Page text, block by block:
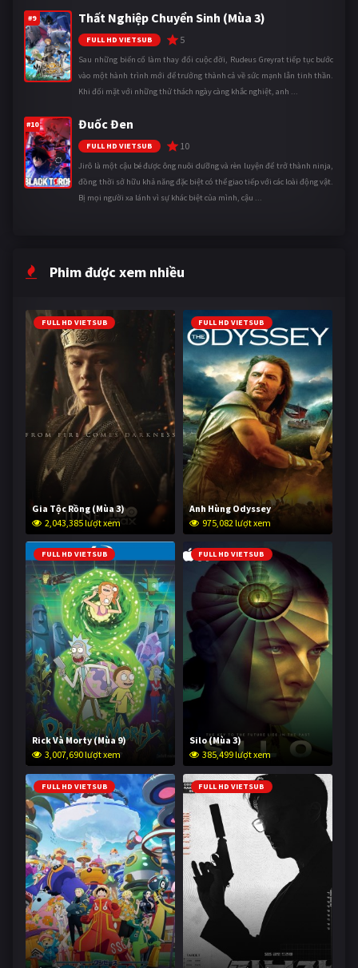
#9 Thất Nghiệp Chuyển Sinh (Mùa 3)
FULL HD VIETSUB 5
Sau những biến cố làm thay đổi cuộc đời, Rudeus Greyrat tiếp tục bước
vào một hành trình mới để trưởng thành cả về sức mạnh lẫn tinh thần.
Khi đối mặt với những thử thách ngày càng khắc nghiệt, anh ...
#10 Đuốc Đen
FULL HD VIETSUB 10
Jirô là một cậu bé được ông nuôi dưỡng và rèn luyện để trở thành ninja,
đồng thời sở hữu khả năng đặc biệt có thể giao tiếp với các loài động vật.
Bị mọi người xa lánh vì sự khác biệt của mình, cậu ...
Phim được xem nhiều
FULL HD VIETSUB
Gia Tộc Rồng (Mùa 3)
2,043,385 lượt xem
FULL HD VIETSUB
Anh Hùng Odyssey
975,082 lượt xem
FULL HD VIETSUB
Rick Và Morty (Mùa 9)
3,007,690 lượt xem
FULL HD VIETSUB
Silo (Mùa 3)
385,499 lượt xem
FULL HD VIETSUB FULL HD VIETSUB